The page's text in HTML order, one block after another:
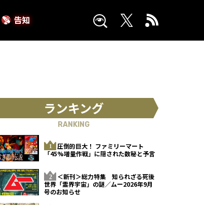
告知
ランキング
RANKING
圧倒的巨大！ ファミリーマート
「45%増量作戦」に隠された数秘と予言
＜新刊＞総力特集 知られざる死後
世界「霊界宇宙」の謎／ムー2026年9月
号のお知らせ